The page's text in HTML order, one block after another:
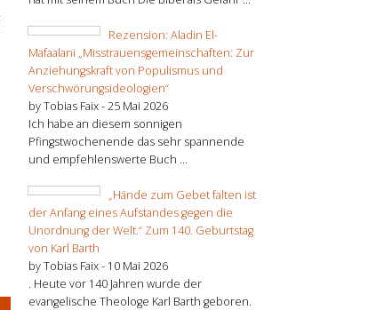
Rezension: Aladin El-
Mafaalani „Misstrauensgemeinschaften: Zur
Anziehungskraft von Populismus und
Verschwörungsideologien“
by Tobias Faix -25 Mai 2026
Ich habe an diesem sonnigen
Pfingstwochenende das sehr spannende
und empfehlenswerte Buch ...
„Hände zum Gebet falten ist
der Anfang eines Aufstandes gegen die
Unordnung der Welt.“ Zum 140. Geburtstag
von Karl Barth
by Tobias Faix - 10 Mai 2026
. Heute vor 140 Jahren wurde der
evangelische Theologe Karl Barth geboren.